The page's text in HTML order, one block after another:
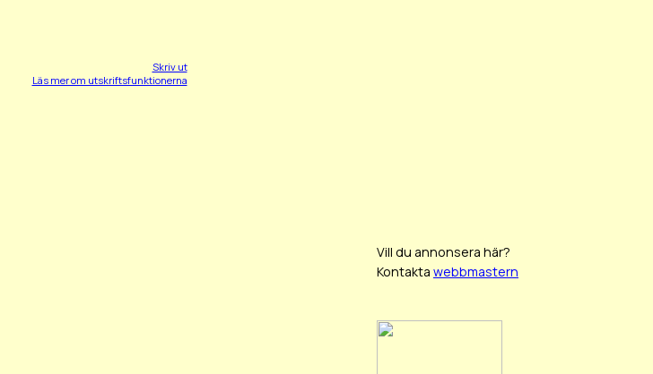
Skriv ut
Läs mer om utskriftsfunktionerna
Vill du annonsera här?
Kontakta webbmastern